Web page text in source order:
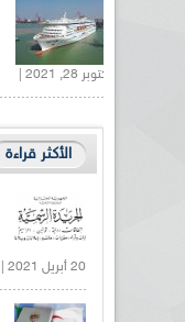
أكتوبر 28, 2021 |
الأكثر قراءة
20 أبريل 2021 |